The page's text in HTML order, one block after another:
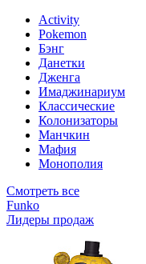
Activity
Pokemon
Бэнг
Данетки
Дженга
Имаджинариум
Классические
Колонизаторы
Манчкин
Мафия
Монополия
Смотреть все
Funko
Лидеры продаж